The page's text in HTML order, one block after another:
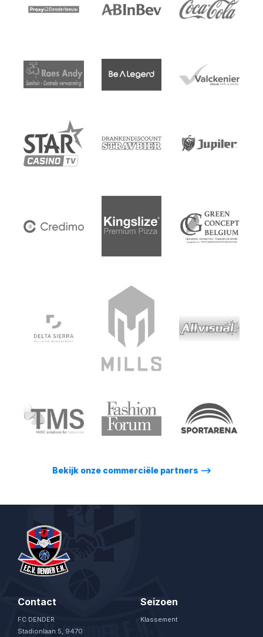
Bekijk onze commerciële partners ⟶
Contact
FC DENDER
Stadionlaan 5, 9470
Seizoen
Klassement